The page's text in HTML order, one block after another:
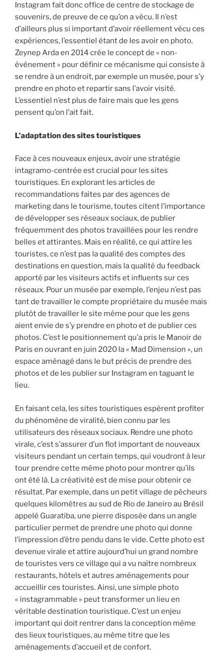
Instagram fait donc office de centre de stockage de
souvenirs, de preuve de ce qu’on a vécu. Il n’est
d’ailleurs plus si important d’avoir réellement vécu ces
expériences, l’essentiel étant de les avoir en photo.
Zeynep Arda en 2014 crée le concept de « non-
événement » pour définir ce mécanisme qui consiste à
se rendre à un endroit, par exemple un musée, pour s’y
prendre en photo et repartir sans l’avoir visité.
L’essentiel n’est plus de faire mais que les gens
pensent qu’on l’ait fait.
L’adaptation des sites touristiques
Face à ces nouveaux enjeux, avoir une stratégie
intagramo-centrée est crucial pour les sites
touristiques. En explorant les articles de
recommandations faites par des agences de
marketing dans le tourisme, toutes citent l’importance
de développer ses réseaux sociaux, de publier
fréquemment des photos travaillées pour les rendre
belles et attirantes. Mais en réalité, ce qui attire les
touristes, ce n’est pas la qualité des comptes des
destinations en question, mais la qualité du feedback
apporté par les visiteurs actifs et influents sur ces
réseaux. Pour un musée par exemple, l’enjeu n’est pas
tant de travailler le compte propriétaire du musée mais
plutôt de travailler le site même pour que les gens
aient envie de s’y prendre en photo et de publier ces
photos. C’est le positionnement qu’a pris le Manoir de
Paris en ouvrant en juin 2020 la « Mad Dimension », un
espace aménagé dans le but précis de prendre des
photos et de les publier sur Instagram en taguant le
lieu.
En faisant cela, les sites touristiques espèrent profiter
du phénomène de viralité, bien connu par les
utilisateurs des réseaux sociaux. Rendre une photo
virale, c’est s’assurer d’un flot important de nouveaux
visiteurs pendant un certain temps, qui voudront à leur
tour prendre cette même photo pour montrer qu’ils
ont été là. La créativité est de mise pour obtenir ce
résultat. Par exemple, dans un petit village de pêcheurs
quelques kilomètres au sud de Rio de Janeiro au Brésil
appelé Guaratiba, une pierre disposée dans un angle
particulier permet de prendre une photo qui donne
l’impression d’être pendu dans le vide. Cette photo est
devenue virale et attire aujourd’hui un grand nombre
de touristes vers ce village qui a vu naître nombreux
restaurants, hôtels et autres aménagements pour
accueillir ces touristes. Ainsi, une simple photo
« instagrammable » peut transformer un lieu en
véritable destination touristique. C’est un enjeu
important qui doit rentrer dans la conception même
des lieux touristiques, au même titre que les
aménagements d’accueil et de confort.